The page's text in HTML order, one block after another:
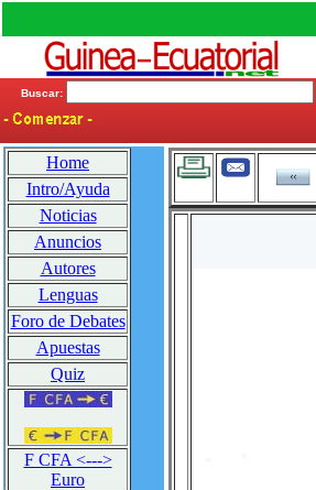
Buscar:
Home
Intro/Ayuda
Noticias
Anuncios
Autores
Lenguas
Foro de Debates
Apuestas
Quiz
F CFA <--->
Euro